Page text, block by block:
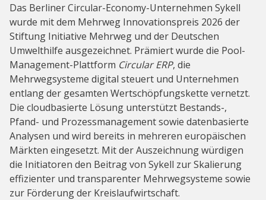
Das Berliner Circular-Economy-Unternehmen Sykell
wurde mit dem Mehrweg Innovationspreis 2026 der
Stiftung Initiative Mehrweg und der Deutschen
Umwelthilfe ausgezeichnet. Prämiert wurde die Pool-
Management-Plattform Circular ERP, die
Mehrwegsysteme digital steuert und Unternehmen
entlang der gesamten Wertschöpfungskette vernetzt.
Die cloudbasierte Lösung unterstützt Bestands-,
Pfand- und Prozessmanagement sowie datenbasierte
Analysen und wird bereits in mehreren europäischen
Märkten eingesetzt. Mit der Auszeichnung würdigen
die Initiatoren den Beitrag von Sykell zur Skalierung
effizienter und transparenter Mehrwegsysteme sowie
zur Förderung der Kreislaufwirtschaft.